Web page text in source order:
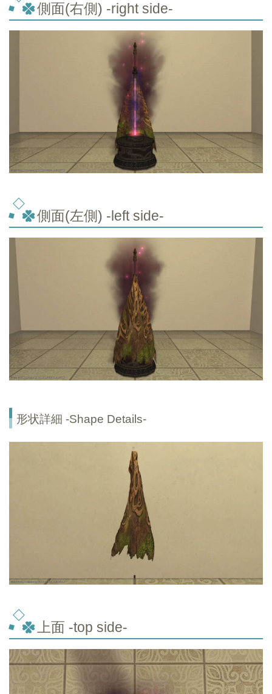
側面(右側) -right side-
側面(左側) -left side-
形状詳細 -Shape Details-
上面 -top side-